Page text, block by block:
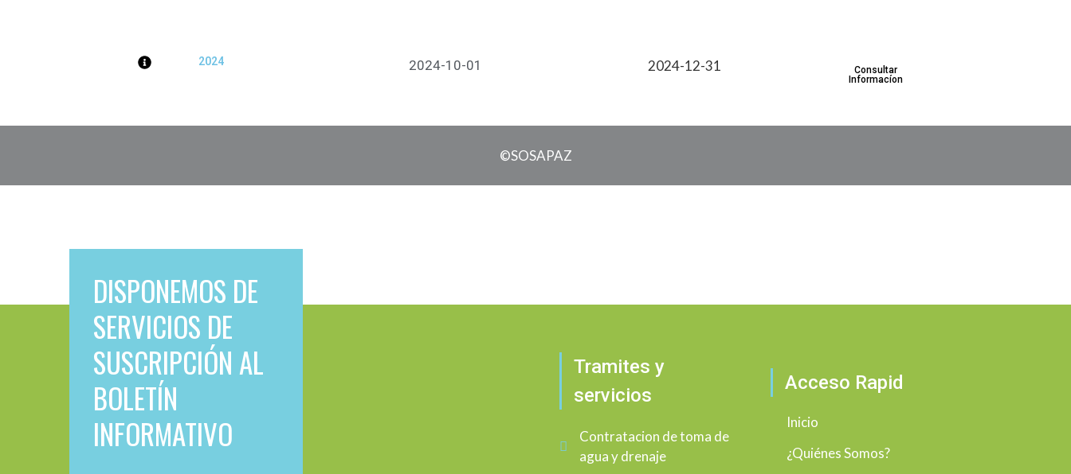
2024 2024-10-01 2024-12-31
Consultar
Informacíon
©SOSAPAZ
DISPONEMOS DE
SERVICIOS DE
SUSCRIPCIÓN AL
BOLETÍN
INFORMATIVO
Tramites y
servicios
Contratacion de toma de
agua y drenaje
Acceso Rapid
Inicio
¿Quiénes Somos?